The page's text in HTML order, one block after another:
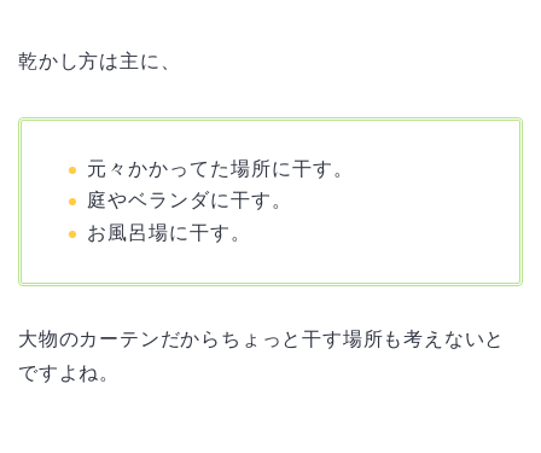
乾かし方は主に、
元々かかってた場所に干す。
庭やベランダに干す。
お風呂場に干す。
大物のカーテンだからちょっと干す場所も考えないと
ですよね。